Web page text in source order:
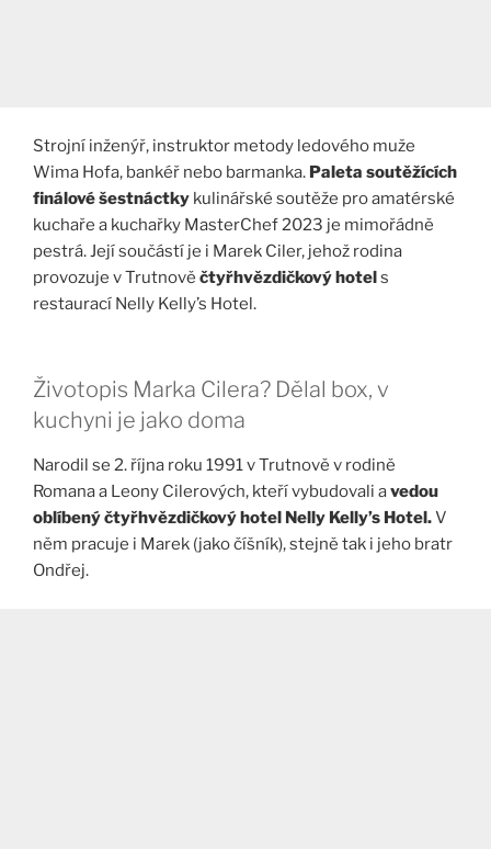
Strojní inženýř, instruktor metody ledového muže
Wima Hofa, bankéř nebo barmanka. Paleta soutěžících
finálové šestnáctky kulinářské soutěže pro amatérské
kuchaře a kuchařky MasterChef 2023 je mimořádně
pestrá. Její součástí je i Marek Ciler, jehož rodina
provozuje v Trutnově čtyřhvězdičkový hotels
restaurací Nelly Kelly’s Hotel.
Životopis Marka Cilera? Dělal box, v
kuchyni je jako doma
Narodil se 2. října roku 1991 v Trutnově v rodině
Romana a Leony Cilerových, kteří vybudovali avedou
oblíbený čtyřhvězdičkový hotel Nelly Kelly’s Hotel.V
něm pracuje i Marek (jako číšník), stejně tak i jeho bratr
Ondřej.